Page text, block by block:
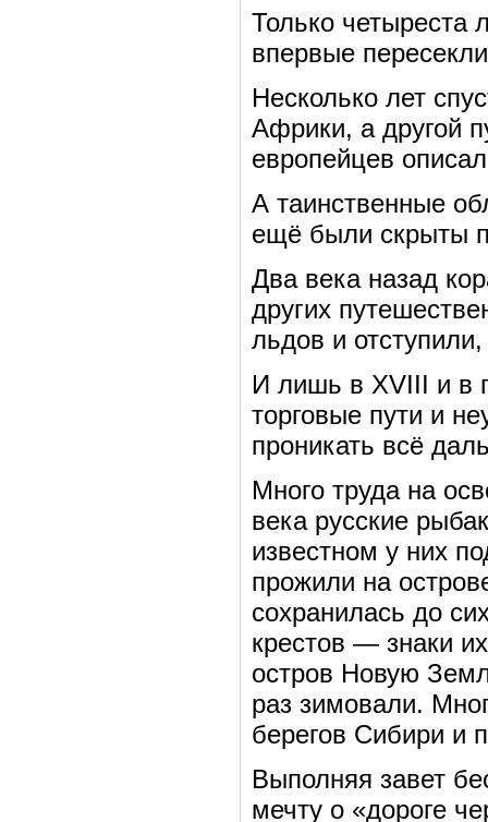
Только четыреста
впервые
Несколько лет
Африки, а другой
европейцев
А таинственные
ещё были скрыты
Два века назад
других
льдов и
И лишь в XVIII и в
торговые пути и
проникать всё
Много труда на
века русские
известном у них
прожили на
сохранилась до
крестов — знаки
остров Новую
раз зимовали.
берегов Сибири и
Выполняя завет
мечту о «дороге